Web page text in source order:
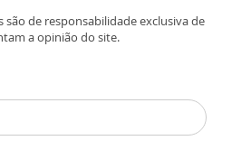
são de responsabilidade exclusiva de
a opinião do site.